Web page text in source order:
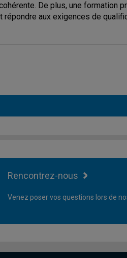
De plus, une formation
aux exigences de
Rencontrez-nous
Venez poser vos questions lors de